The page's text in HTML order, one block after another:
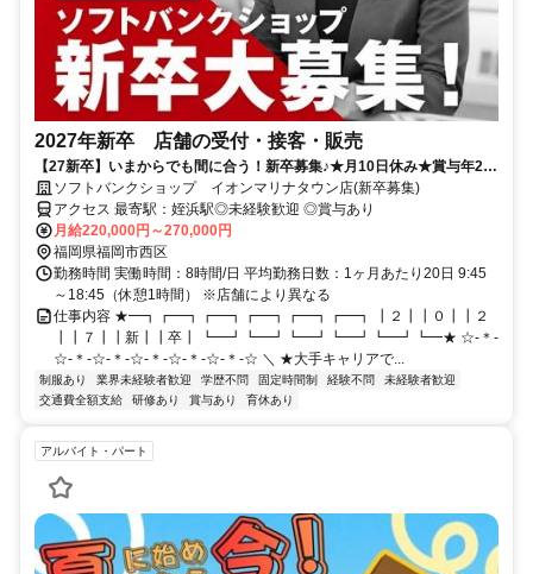
2027年新卒 店舗の受付・接客・販売
【27新卒】いまからでも間に合う！新卒募集♪★月10日休み★賞与年2
回！充実の研修制度でフォローもバッチリ◎
ソフトバンクショップ イオンマリナタウン店(新卒募集)
アクセス 最寄駅：姪浜駅◎未経験歓迎 ◎賞与あり
月給220,000円～270,000円
福岡県福岡市西区
勤務時間 実働時間：8時間/日 平均勤務日数：1ヶ月あたり20日 9:45
～18:45（休憩1時間） ※店舗により異なる
仕事内容 ★━┓┏━┓┏━┓┏━┓┏━┓┏━┓ ┃２┃┃０┃┃２
┃┃７┃┃新┃┃卒┃ ┗━┛┗━┛┗━┛┗━┛┗━┛┗━★ ☆-＊-
☆-＊-☆-＊-☆-＊-☆-＊-☆-＊-☆ ＼ ★大手キャリアで...
制服あり 業界未経験者歓迎 学歴不問 固定時間制 経験不問
未経験者歓迎
交通費全額支給
研修あり 賞与あり 育休あり
アルバイト・パート